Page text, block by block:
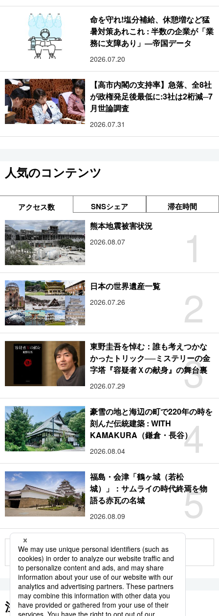
命を守れ!塩分補給、休憩増など猛
暑対策あれこれ : 半数の企業が「業
務に支障あり」―帝国データ
2026.07.20
【高市内閣の支持率】急落、全8社
が政権発足後最低に:3社は2桁減─7
月世論調査
2026.07.31
人気のコンテンツ
アクセス数 SNSシェア 滞在時間
1
熊本地震被害状況
2026.08.07
2
日本の世界遺産一覧
2026.07.26
3
東野圭吾を悼む：誰も考えつかな
かったトリック──ミステリーの金
字塔『容疑者Ｘの献身』の舞台裏
2026.07.29
4
豪雪の地と海辺の町で220年の時を
刻んだ伝統建築 : WITH
KAMAKURA（鎌倉・長谷）
2026.08.04
5
福島・会津「鶴ヶ城（若松
城）」：サムライの時代終焉を物
語る赤瓦の名城
2026.08.09
もっと見る
注目のキーワード